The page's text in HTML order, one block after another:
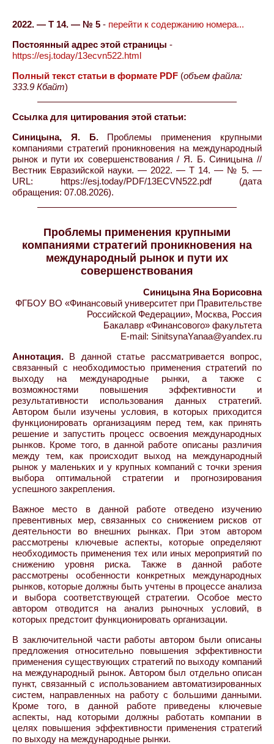
2022. — Т 14. — № 5 - перейти к содержанию номера...
Постоянный адрес этой страницы -
https://esj.today/13ecvn522.html
Полный текст статьи в формате PDF (объем файла:
333.9 Кбайт)
Ссылка для цитирования этой статьи:
Синицына, Я. Б.Проблемы применения крупными
компаниями стратегий проникновения на международный
рынок и пути их совершенствования / Я. Б. Синицына //
Вестник Евразийской науки. — 2022. — Т 14. — № 5. —
URL: https://esj.today/PDF/13ECVN522.pdf (дата
обращения: 07.08.2026).
Проблемы применения крупными
компаниями стратегий проникновения на
международный рынок и пути их
совершенствования
Синицына Яна Борисовна
ФГБОУ ВО «Финансовый университет при Правительстве
Российской Федерации», Москва, Россия
Бакалавр «Финансового» факультета
E-mail: SinitsynaYanaa@yandex.ru
Аннотация. В данной статье рассматривается вопрос,
связанный с необходимостью применения стратегий по
выходу на международные рынки, а также с
возможностями повышения эффективности и
результативности использования данных стратегий.
Автором были изучены условия, в которых приходится
функционировать организациям перед тем, как принять
решение и запустить процесс освоения международных
рынков. Кроме того, в данной работе описаны различия
между тем, как происходит выход на международный
рынок у маленьких и у крупных компаний с точки зрения
выбора оптимальной стратегии и прогнозирования
успешного закрепления.
Важное место в данной работе отведено изучению
превентивных мер, связанных со снижением рисков от
деятельности во внешних рынках. При этом автором
рассмотрены ключевые аспекты, которые определяют
необходимость применения тех или иных мероприятий по
снижению уровня риска. Также в данной работе
рассмотрены особенности конкретных международных
рынков, которые должны быть учтены в процессе анализа
и выбора соответствующей стратегии. Особое место
автором отводится на анализ рыночных условий, в
которых предстоит функционировать организации.
В заключительной части работы автором были описаны
предложения относительно повышения эффективности
применения существующих стратегий по выходу компаний
на международный рынок. Автором был отдельно описан
пункт, связанный с использованием автоматизированных
систем, направленных на работу с большими данными.
Кроме того, в данной работе приведены ключевые
аспекты, над которыми должны работать компании в
целях повышения эффективности применения стратегий
по выходу на международные рынки.